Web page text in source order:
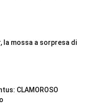
la mossa a sorpresa di
CLAMOROSO